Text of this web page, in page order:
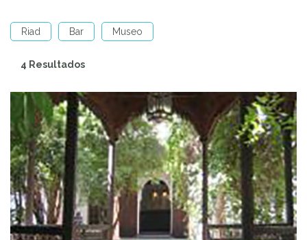
Riad Bar Museo
4 Resultados